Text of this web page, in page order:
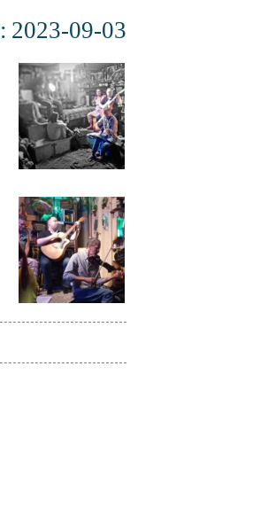
2023-09-03
Файл
изображения
Файл
изображения